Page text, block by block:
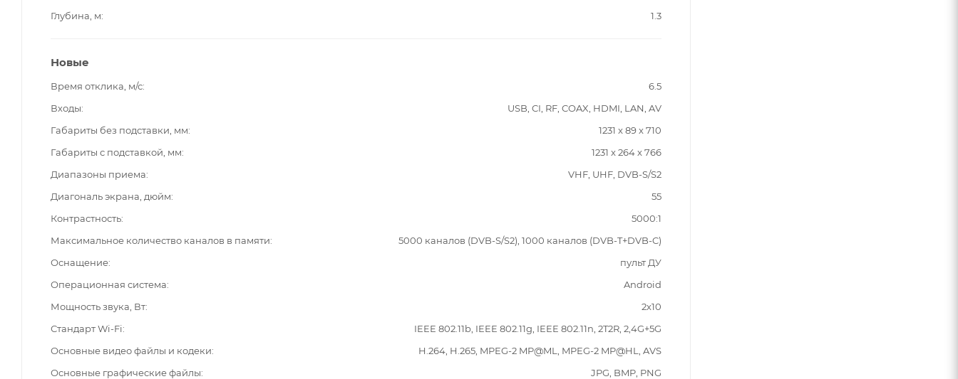
Глубина, м
1.3
Новые
Время отклика, м/с
6.5
Входы
USB, CI, RF, COAX, HDMI, LAN, AV
Габариты без подставки, мм
1231 x 89 x 710
Габариты с подставкой, мм
1231 x 264 x 766
Диапазоны приема
VHF, UHF, DVB-S/S2
Диагональ экрана, дюйм
55
Контрастность
5000:1
Максимальное количество каналов в памяти
5000 каналов (DVB-S/S2), 1000 каналов (DVB-T+DVB-C)
Оснащение
пульт ДУ
Операционная система
Android
Мощность звука, Вт
2х10
Стандарт Wi-Fi
IEEE 802.11b, IEEE 802.11g, IEEE 802.11n, 2T2R, 2,4G+5G
Основные видео файлы и кодеки
H.264, H.265, MPEG-2 MP@ML, MPEG-2 MP@HL, AVS
Основные графические файлы
JPG, BMP, PNG